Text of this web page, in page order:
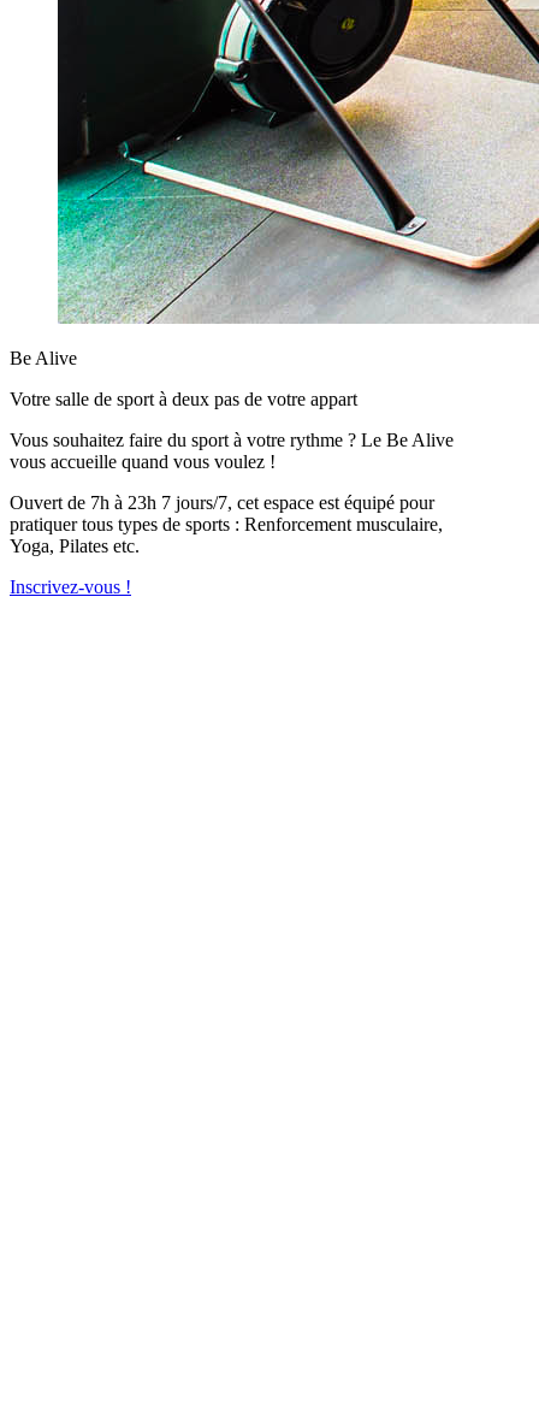
Be Alive
Votre salle de sport à deux pas de votre appart
Vous souhaitez faire du sport à votre rythme ? Le Be Alive
vous accueille quand vous voulez !
Ouvert de 7h à 23h 7 jours/7, cet espace est équipé pour
pratiquer tous types de sports : Renforcement musculaire,
Yoga, Pilates etc.
Inscrivez-vous !